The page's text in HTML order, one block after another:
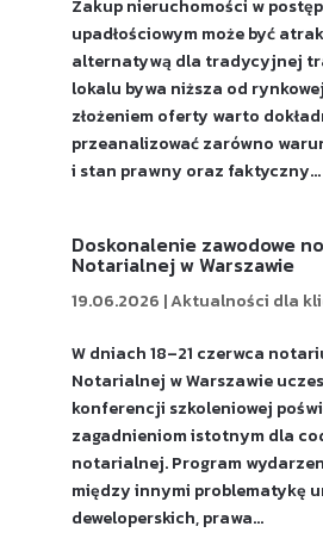
Zakup nieruchomości w
upadłościowym może być
alternatywą dla tradycyjnej
lokalu bywa niższa od
złożeniem oferty warto
przeanalizować zarówno
i stan prawny oraz faktyczny...
Doskonalenie zawodowe
Notarialnej w Warszawie
19.06.2026 |Aktualności dla
W dniach 18–21 czerwca
Notarialnej w Warszawie
konferencji szkoleniowej
zagadnieniom istotnym dla
notarialnej. Program
między innymi problematykę
deweloperskich, prawa...